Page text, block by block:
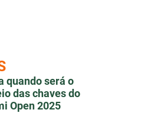
quando será o
das chaves do
Open 2025